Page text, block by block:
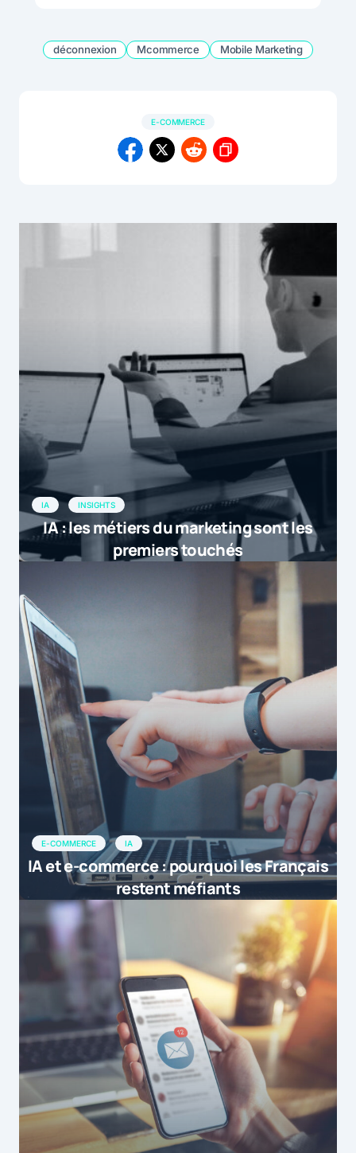
déconnexion Mcommerce Mobile Marketing
E-COMMERCE
IA INSIGHTS
IA : les métiers du marketing sont les
premiers touchés
E-COMMERCE IA
IA et e-commerce : pourquoi les Français
restent méfiants